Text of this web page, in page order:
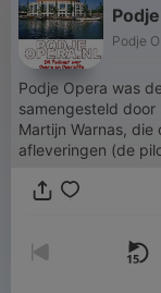
Podje
Podje Opera was
samengesteld
Martijn Warnas,
afleveringen (de